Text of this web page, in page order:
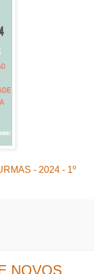
- 2024 - 1º
NOVOS